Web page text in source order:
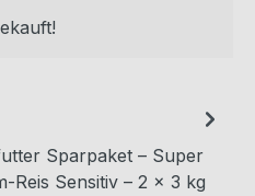
Sparpaket – Super
Reis Sensitiv – 2 × 3 kg